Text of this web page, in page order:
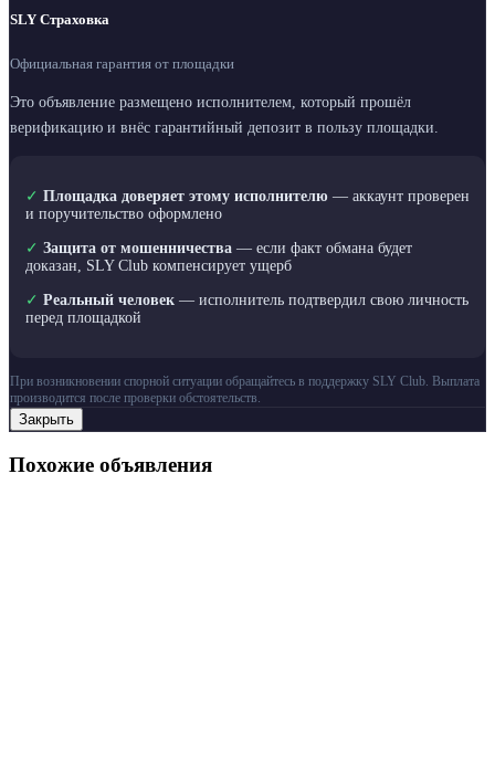
SLY Страховка
Официальная гарантия от площадки
Это объявление размещено исполнителем, который прошёл
верификацию и внёс гарантийный депозит в пользу площадки.
✓ Площадка доверяет этому исполнителю — аккаунт проверен
и поручительство оформлено
✓ Защита от мошенничества — если факт обмана будет
доказан, SLY Club компенсирует ущерб
✓ Реальный человек — исполнитель подтвердил свою личность
перед площадкой
При возникновении спорной ситуации обращайтесь в поддержку SLY Club. Выплата
производится после проверки обстоятельств.
Закрыть
Похожие объявления